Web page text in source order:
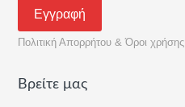
Πολιτική Απορρήτου & Όροι χρήσης
Βρείτε μας